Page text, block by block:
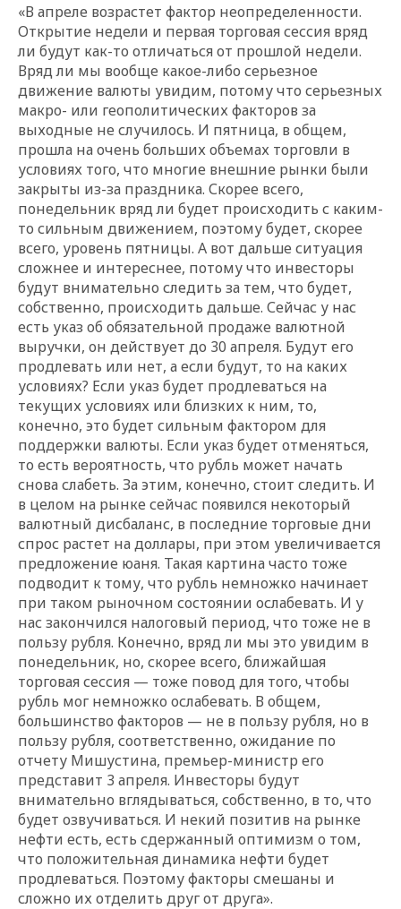
«В апреле возрастет фактор неопределенности.
Открытие недели и первая торговая сессия вряд
ли будут как-то отличаться от прошлой недели.
Вряд ли мы вообще какое-либо серьезное
движение валюты увидим, потому что серьезных
макро- или геополитических факторов за
выходные не случилось. И пятница, в общем,
прошла на очень больших объемах торговли в
условиях того, что многие внешние рынки были
закрыты из-за праздника. Скорее всего,
понедельник вряд ли будет происходить с каким-
то сильным движением, поэтому будет, скорее
всего, уровень пятницы. А вот дальше ситуация
сложнее и интереснее, потому что инвесторы
будут внимательно следить за тем, что будет,
собственно, происходить дальше. Сейчас у нас
есть указ об обязательной продаже валютной
выручки, он действует до 30 апреля. Будут его
продлевать или нет, а если будут, то на каких
условиях? Если указ будет продлеваться на
текущих условиях или близких к ним, то,
конечно, это будет сильным фактором для
поддержки валюты. Если указ будет отменяться,
то есть вероятность, что рубль может начать
снова слабеть. За этим, конечно, стоит следить. И
в целом на рынке сейчас появился некоторый
валютный дисбаланс, в последние торговые дни
спрос растет на доллары, при этом увеличивается
предложение юаня. Такая картина часто тоже
подводит к тому, что рубль немножко начинает
при таком рыночном состоянии ослабевать. И у
нас закончился налоговый период, что тоже не в
пользу рубля. Конечно, вряд ли мы это увидим в
понедельник, но, скорее всего, ближайшая
торговая сессия — тоже повод для того, чтобы
рубль мог немножко ослабевать. В общем,
большинство факторов — не в пользу рубля, но в
пользу рубля, соответственно, ожидание по
отчету Мишустина, премьер-министр его
представит 3 апреля. Инвесторы будут
внимательно вглядываться, собственно, в то, что
будет озвучиваться. И некий позитив на рынке
нефти есть, есть сдержанный оптимизм о том,
что положительная динамика нефти будет
продлеваться. Поэтому факторы смешаны и
сложно их отделить друг от друга».